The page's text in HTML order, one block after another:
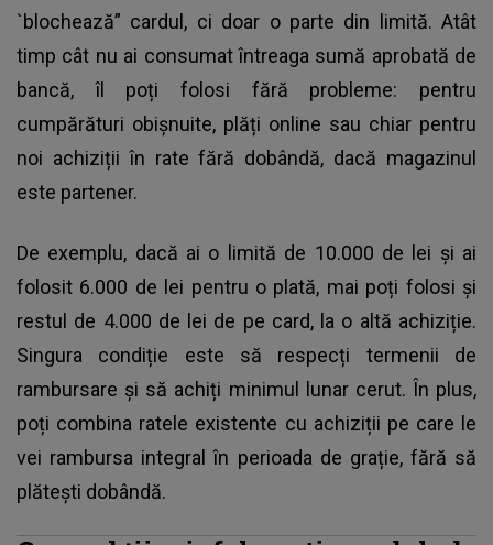
`blochează” cardul, ci doar o parte din limită. Atât
timp cât nu ai consumat întreaga sumă aprobată de
bancă, îl poți folosi fără probleme: pentru
cumpărături obișnuite, plăți online sau chiar pentru
noi achiziții în rate fără dobândă, dacă magazinul
este partener.
De exemplu, dacă ai o limită de 10.000 de lei și ai
folosit 6.000 de lei pentru o plată, mai poți folosi și
restul de 4.000 de lei de pe card, la o altă achiziție.
Singura condiție este să respecți termenii de
rambursare și să achiți minimul lunar cerut. În plus,
poți combina ratele existente cu achiziții pe care le
vei rambursa integral în perioada de grație, fără să
plătești dobândă.